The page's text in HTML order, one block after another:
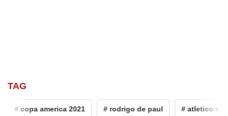
TAG
# copa america 2021 # rodrigo de paul # atletico